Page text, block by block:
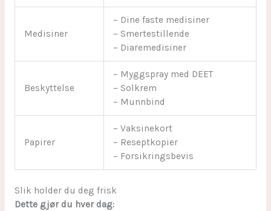
Medisiner
– Dine faste medisiner
– Smertestillende
– Diaremedisiner
Beskyttelse
– Myggspray med DEET
– Solkrem
– Munnbind
Papirer
– Vaksinekort
– Reseptkopier
– Forsikringsbevis
Slik holder du deg frisk
Dette gjør du hver dag: